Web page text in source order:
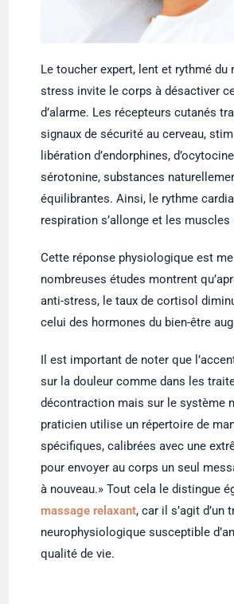
Le toucher expert, lent et rythmé du
stress invite le corps à désactiver
d’alarme. Les récepteurs cutanés
signaux de sécurité au cerveau,
libération d’endorphines,
sérotonine, substances
équilibrantes. Ainsi, le rythme
respiration s’allonge et les muscles
Cette réponse physiologique est
nombreuses études montrent
anti-stress, le taux de cortisol
celui des hormones du bien-être
Il est important de noter que
sur la douleur comme dans les
décontraction mais sur le système
praticien utilise un répertoire de
spécifiques, calibrées avec une
pour envoyer au corps un seul
à nouveau.» Tout cela le distingue
massage relaxant, car il s’agit d’un
neurophysiologique susceptible
qualité de vie.